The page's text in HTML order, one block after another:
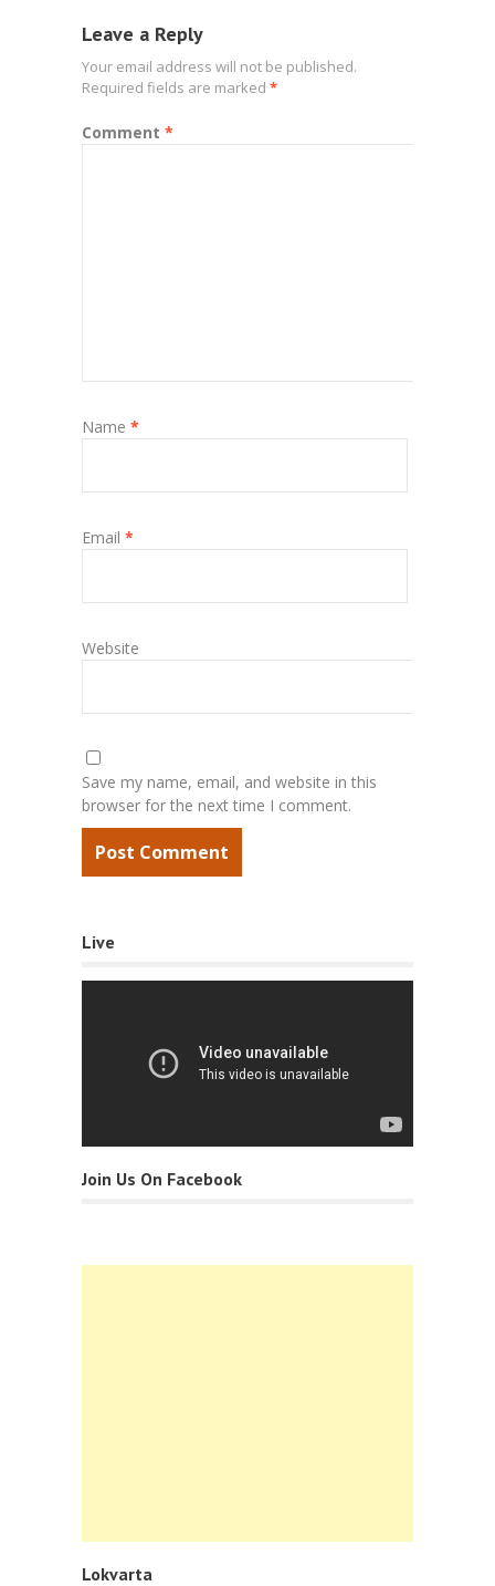
Leave a Reply
Your email address will not be published.
Required fields are marked *
Comment *
Name *
Email *
Website
Save my name, email, and website in this
browser for the next time I comment.
Live
Join Us On Facebook
Lokvarta